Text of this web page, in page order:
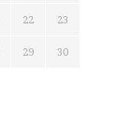
22 23
29 30